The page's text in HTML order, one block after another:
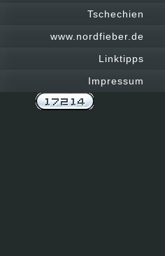
Tschechien
www.nordfieber.de
Linktipps
Impressum